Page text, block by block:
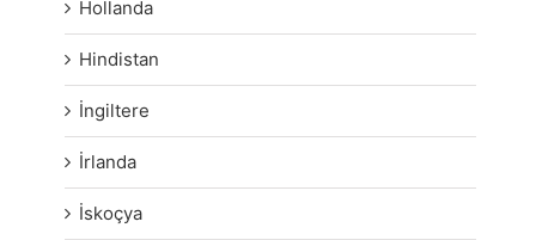
Hollanda
Hindistan
İngiltere
İrlanda
İskoçya